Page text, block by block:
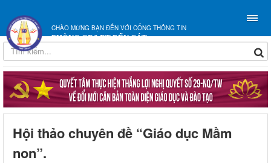
CHÀO MỪNG BẠN ĐẾN VỚI CỔNG THÔNG TIN
PHÒNG GD&ĐT BẾN CÁT
Hội thảo chuyên đề “Giáo dục Mầm
non”.